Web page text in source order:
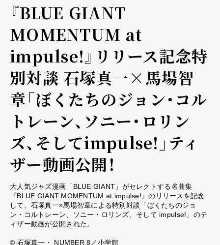
『BLUE GIANT
MOMENTUM at
impulse!』リリース記念特
別対談 石塚真一×馬場智
章「ぼくたちのジョン・コル
トレーン、ソニー・ロリン
ズ、そしてimpulse!」ティ
ザー動画公開！
大人気ジャズ漫画「BLUE GIANT」がセレクトする名曲集
『BLUE GIANT MOMENTUM at impulse!』のリリースを記念
して、石塚真一×馬場智章による特別対談「ぼくたちのジョ
ン・コルトレーン、ソニー・ロリンズ、そして impulse!」のテ
ィザー動画が公開された。
© 石塚真一・ NUMBER 8／小学館